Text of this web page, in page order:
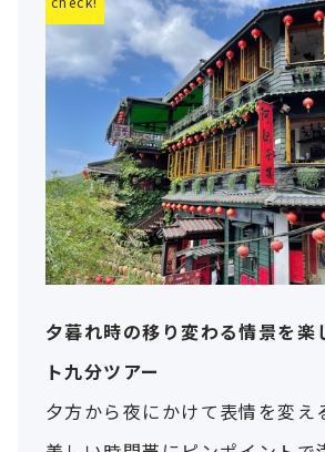
夕暮れ時の移り変わる情景を楽
ト九分ツアー
夕方から夜にかけて表情を変え